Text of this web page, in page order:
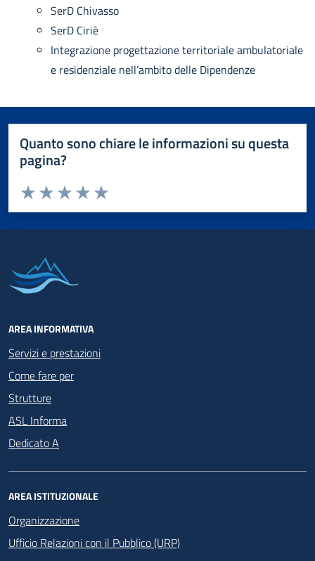
SerD Chivasso
SerD Ciriè
Integrazione progettazione territoriale ambulatoriale
e residenziale nell’ambito delle Dipendenze
Quanto sono chiare le informazioni su questa
pagina?
Valuta da 1 a 5 stelle la pagina
Valuta 5 stelle su 5
Valuta 4 stelle su 5
Valuta 3 stelle su 5
Valuta 2 stelle su 5
Valuta 1 stelle su 5
AREA INFORMATIVA
Servizi e prestazioni
Come fare per
Strutture
ASL Informa
Dedicato A
AREA ISTITUZIONALE
Organizzazione
Ufficio Relazioni con il Pubblico (URP)